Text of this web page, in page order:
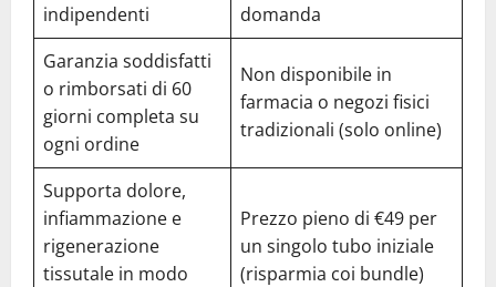
indipendenti
domanda
Garanzia soddisfatti
o rimborsati di 60
giorni completa su
ogni ordine
Non disponibile in
farmacia o negozi fisici
tradizionali (solo online)
Supporta dolore,
infiammazione e
rigenerazione
tissutale in modo
Prezzo pieno di €49 per
un singolo tubo iniziale
(risparmia coi bundle)